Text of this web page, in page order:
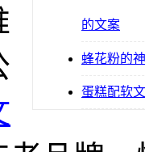
的文案
蜂花粉的
蛋糕配软